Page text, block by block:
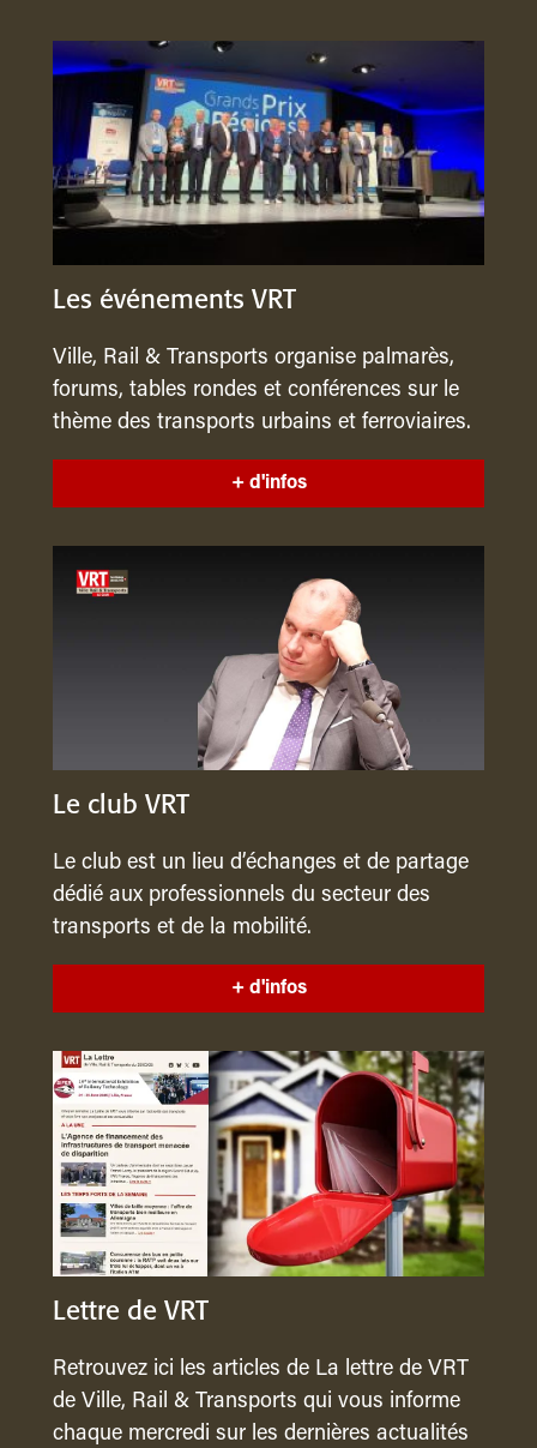
Les événements VRT
Ville, Rail & Transports organise palmarès,
forums, tables rondes et conférences sur le
thème des transports urbains et ferroviaires.
+ d'infos
Le club VRT
Le club est un lieu d’échanges et de partage
dédié aux professionnels du secteur des
transports et de la mobilité.
+ d'infos
Lettre de VRT
Retrouvez ici les articles de La lettre de VRT
de Ville, Rail & Transports qui vous informe
chaque mercredi sur les dernières actualités